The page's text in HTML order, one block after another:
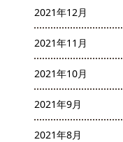
2021年12月
2021年11月
2021年10月
2021年9月
2021年8月